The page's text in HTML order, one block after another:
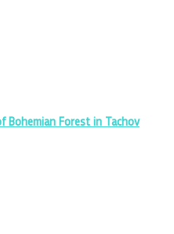
Bohemian Forest in Tachov